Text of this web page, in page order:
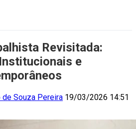
Revisitada:
e
de Souza Pereira 19/03/2026 14:51